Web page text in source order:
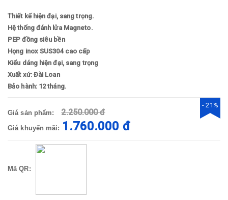
Thiết kế hiện đại, sang trọng.
Hệ thống đánh lửa Magneto.
PEP đồng siêu bền
Họng inox SUS304 cao cấp
Kiểu dáng hiện đại, sang trọng
Xuất xứ: Đài Loan
Bảo hành: 12 tháng.
Giá sản phẩm: 2.250.000 đ
Giá khuyến mãi: 1.760.000 đ
- 21%
Mã QR: